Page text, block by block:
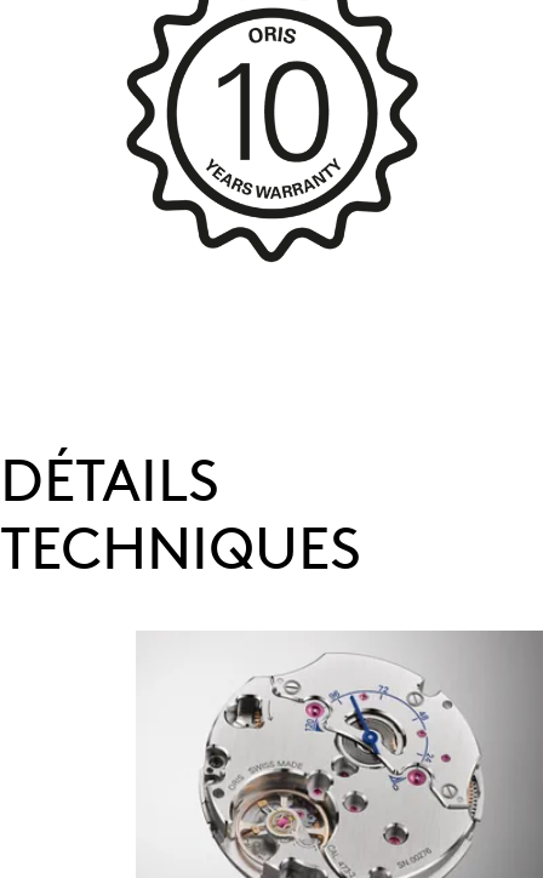
DÉTAILS
TECHNIQUES